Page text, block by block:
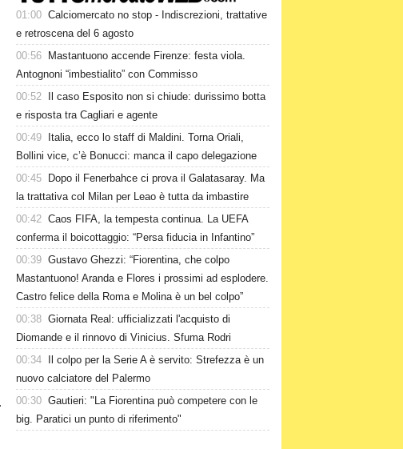
01:00 Calciomercato no stop - Indiscrezioni, trattative
e retroscena del 6 agosto
00:56
Mastantuono accende Firenze: festa viola.
Antognoni “imbestialito” con Commisso
00:52
Il caso Esposito non si chiude: durissimo botta
e risposta tra Cagliari e agente
00:49
Italia, ecco lo staff di Maldini. Torna Oriali,
Bollini vice, c’è Bonucci: manca il capo delegazione
00:45
Dopo il Fenerbahce ci prova il Galatasaray. Ma
la trattativa col Milan per Leao è tutta da imbastire
00:42 Caos FIFA, la tempesta continua. La UEFA
conferma il boicottaggio: “Persa fiducia in Infantino”
00:39 Gustavo Ghezzi: “Fiorentina, che colpo
Mastantuono! Aranda e Flores i prossimi ad esplodere.
Castro felice della Roma e Molina è un bel colpo”
00:38 Giornata Real: ufficializzati l'acquisto di
Diomande e il rinnovo di Vinicius. Sfuma Rodri
00:34
Il colpo per la Serie A è servito: Strefezza è un
nuovo calciatore del Palermo
00:30 Gautieri: "La Fiorentina può competere con le
big. Paratici un punto di riferimento"